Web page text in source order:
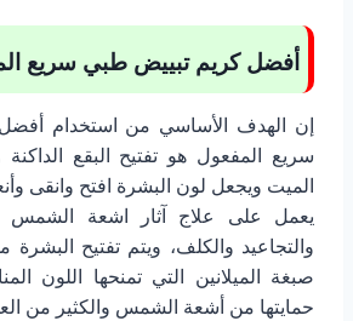
أفضل كريم تبييض طبي سريع
إن الهدف الأساسي من استخدام
سريع المفعول هو تفتيح البقع
الميت ويجعل لون البشرة افتح وانقى
يعمل على علاج آثار اشعة الشمس
والتجاعيد والكلف، ويتم تفتيح البشرة
صبغة الميلانين التي تمنحها اللون
حمايتها من أشعة الشمس والكثير من